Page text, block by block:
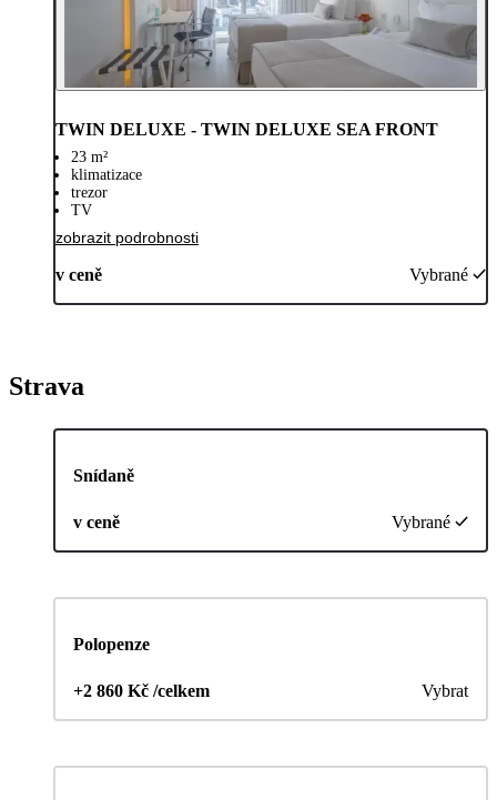
TWIN DELUXE - TWIN DELUXE SEA FRONT
23 m²
klimatizace
trezor
TV
zobrazit podrobnosti
v ceně Vybrané
Strava
Snídaně
v ceně Vybrané
Polopenze
+2 860 Kč /celkem Vybrat